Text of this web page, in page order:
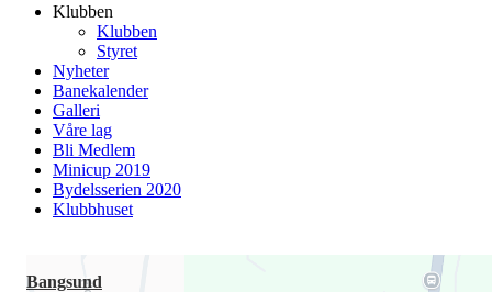
Klubben
Klubben
Styret
Nyheter
Banekalender
Galleri
Våre lag
Bli Medlem
Minicup 2019
Bydelsserien 2020
Klubbhuset
Bangsund